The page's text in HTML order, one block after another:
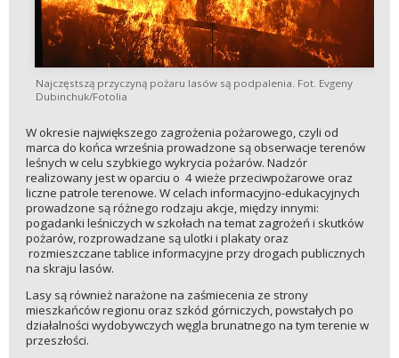
Najczęstszą przyczyną pożaru lasów są podpalenia. Fot. Evgeny
Dubinchuk/Fotolia
W okresie największego zagrożenia pożarowego, czyli od
marca do końca września prowadzone są obserwacje terenów
leśnych w celu szybkiego wykrycia pożarów. Nadzór
realizowany jest w oparciu o 4 wieże przeciwpożarowe oraz
liczne patrole terenowe. W celach informacyjno-edukacyjnych
prowadzone są różnego rodzaju akcje, między innymi:
pogadanki leśniczych w szkołach na temat zagrożeń i skutków
pożarów, rozprowadzane są ulotki i plakaty oraz
rozmieszczane tablice informacyjne przy drogach publicznych
na skraju lasów.
Lasy są również narażone na zaśmiecenia ze strony
mieszkańców regionu oraz szkód górniczych, powstałych po
działalności wydobywczych węgla brunatnego na tym terenie w
przeszłości.